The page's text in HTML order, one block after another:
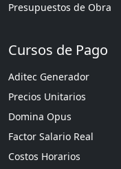
Presupuestos de Obra
Cursos de Pago
Aditec Generador
Precios Unitarios
Domina Opus
Factor Salario Real
Costos Horarios